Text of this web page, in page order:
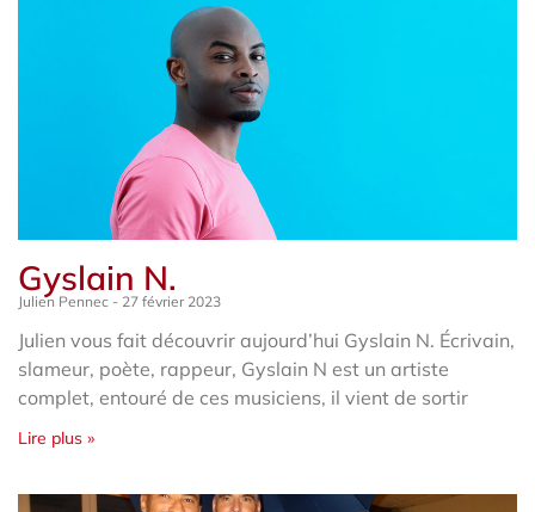
Gyslain N.
Julien Pennec 27 février 2023
Julien vous fait découvrir aujourd’hui Gyslain N. Écrivain,
slameur, poète, rappeur, Gyslain N est un artiste
complet, entouré de ces musiciens, il vient de sortir
Lire plus »